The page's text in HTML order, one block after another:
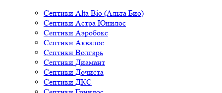
Септики Alta Bio (Альта Био)
Септики Астра Юнилос
Септики Аэробокс
Септики Аквалос
Септики Волгарь
Септики Диамант
Септики Дочиста
Септики ДКС